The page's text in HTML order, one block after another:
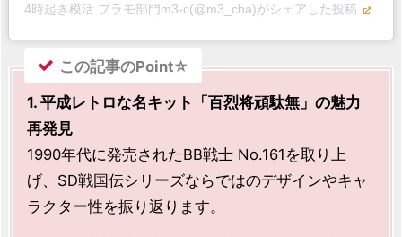
4時起き模活 プラモ部門m3-c(@m3_cha)がシェアした投稿
この記事のPoint☆
1. 平成レトロな名キット「百烈将頑駄無」の魅力
再発見
1990年代に発売されたBB戦士 No.161を取り上
げ、SD戦国伝シリーズならではのデザインやキャ
ラクター性を振り返ります。